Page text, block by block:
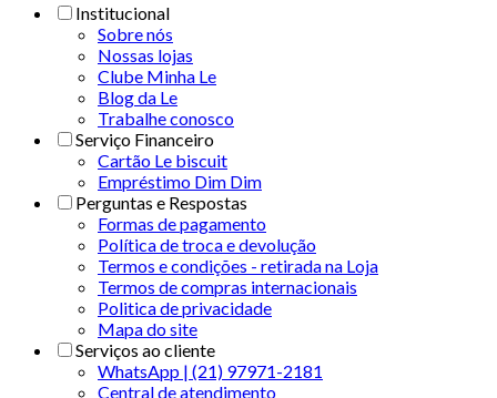
Institucional
Sobre nós
Nossas lojas
Clube Minha Le
Blog da Le
Trabalhe conosco
Serviço Financeiro
Cartão Le biscuit
Empréstimo Dim Dim
Perguntas e Respostas
Formas de pagamento
Política de troca e devolução
Termos e condições - retirada na Loja
Termos de compras internacionais
Politica de privacidade
Mapa do site
Serviços ao cliente
WhatsApp | (21) 97971-2181
Central de atendimento